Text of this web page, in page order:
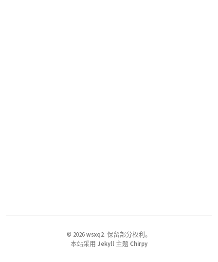
© 2026wsxq2. 保留部分权利。
本站采用 Jekyll 主题 Chirpy